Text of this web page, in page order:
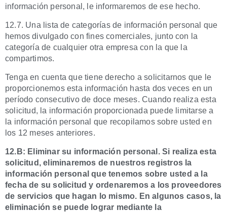
información personal, le informaremos de ese hecho.
12.7. Una lista de categorías de información personal que
hemos divulgado con fines comerciales, junto con la
categoría de cualquier otra empresa con la que la
compartimos.
Tenga en cuenta que tiene derecho a solicitarnos que le
proporcionemos esta información hasta dos veces en un
período consecutivo de doce meses. Cuando realiza esta
solicitud, la información proporcionada puede limitarse a
la información personal que recopilamos sobre usted en
los 12 meses anteriores.
12.B: Eliminar su información personal. Si realiza esta
solicitud, eliminaremos de nuestros registros la
información personal que tenemos sobre usted a la
fecha de su solicitud y ordenaremos a los proveedores
de servicios que hagan lo mismo. En algunos casos, la
eliminación se puede lograr mediante la